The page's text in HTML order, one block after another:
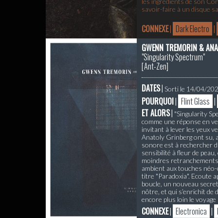
savoir-faire à un disque
CONNEXE| Dark Electro |
GWENN TREMORIN &
"Singularity Spectrum"
[Ant-Zen]
DATES| Sorti le 14/04/
POURQUOI| Flint Glass |
ET ALORS| "Singularity
comme une réponse en
invitant à lever les yeux
Anatoly Grinberg ont su,
sonore est à rechercher
sensibilité à fleur de
moindres retranchements
ambient aux touches
titre "Paradoxia". Ecoute
boucle, un nouveau
nôtre, et qui s’enrichit de
encore plus loin le
CONNEXE| Electronica |